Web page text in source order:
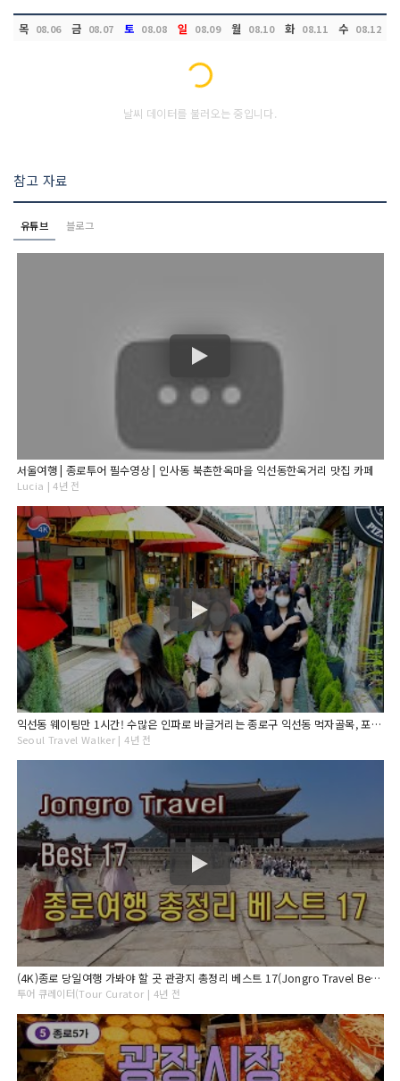
목 08.06 금 08.07 토 08.08 일 08.09 월 08.10 화 08.11 수 08.12
Loading...
날씨 데이터를 불러오는 중입니다.
참고 자료
유튜브 블로그
서울여행 | 종로투어 필수영상 | 인사동 북촌한옥마을 익선동한옥거리 맛집 카페
Lucia | 4년 전
익선동 웨이팅만 1시간! 수많은 인파로 바글거리는 종로구 익선동 먹자골목, 포차 거리 휴일 오후 풍경, 서울 종로 여행, 4K Seoul Korea Walk.
Seoul Travel Walker | 4년 전
(4K)종로 당일여행 가봐야 할 곳 관광지 총정리 베스트 17(Jongro Travel Best 17)
투어 큐레이터(Tour Curator | 4년 전